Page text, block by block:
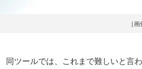
［
同ツールでは、これまで難しいと言